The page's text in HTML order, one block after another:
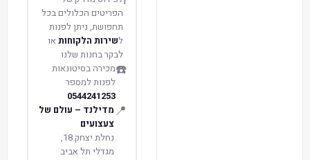
הפריטים הכלולים בכל
תחפושת, ניתן לפנות
לשירות הלקוחות או
לבקר בחנות שלנו
☎️מכירה בסיטונאות
לפנות למספר
0544241253
📍 מדילנד – עולם של
צעצועים
נחלת יצחק 18,
מגדלי תל אביב